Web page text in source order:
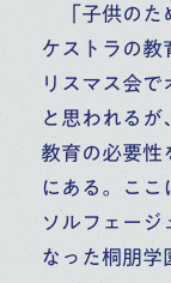
「子供のた
ケストラの教
リスマス会で
と思われるが
教育の必要性
にある。ここ
ソルフェージ
なった桐朋学